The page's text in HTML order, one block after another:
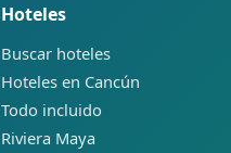
Hoteles
Buscar hoteles
Hoteles en Cancún
Todo incluido
Riviera Maya